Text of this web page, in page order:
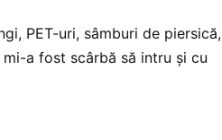
PET-uri, sâmburi de piersică,
a fost scârbă să intru şi cu